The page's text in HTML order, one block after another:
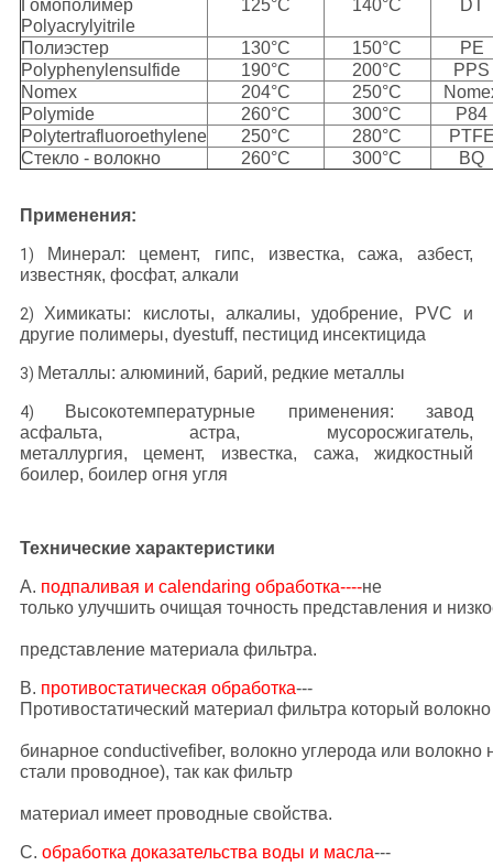
Гомополимер
Polyacrylyitrile
125°C 140°C DT
Полиэстер 130°C 150°C
PE
Polyphenylensulfide
190°C 200°C
PPS
Nomex
204°C 250°C
Polymide
260°C 300°C
P84
Polytertrafluoroethylene
250°C 280°C
Стекло - волокно
260°C 300°C BQ
Применения:
1)
Минерал: цемент, гипс, известка, сажа, азбест,
известняк, фосфат, алкали
2)Химикаты: кислоты, алкалиы, удобрение, PVC и
другие полимеры, dyestuff, пестицид инсектицида
3) Металлы: алюминий, барий, редкие металлы
4)
Высокотемпературные применения: завод
асфальта, астра, мусоросжигатель,
металлургия, цемент, известка, сажа, жидкостный
боилер, боилер огня угля
Технические характеристики
A. подпаливая и calendaring обработка----не
только улучшить очищая точность представления и
представление материала фильтра.
B. противостатическая обработка---
Противостатический материал фильтра который
бинарное conductivefiber, волокно углерода или
стали проводное), так как фильтр
материал имеет проводные свойства.
C. обработка доказательства воды и масла---